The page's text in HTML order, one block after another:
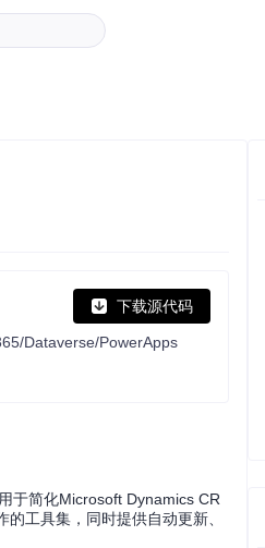
下载源代码
Dataverse/PowerApps
于简化Microsoft Dynamics CR
工具集，同时提供自动更新、